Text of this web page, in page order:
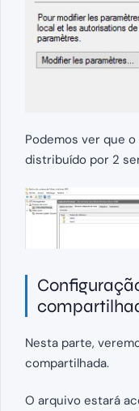
Podemos ver que
distribuído por 2
Nesta parte,
compartilhada.
O arquivo estará